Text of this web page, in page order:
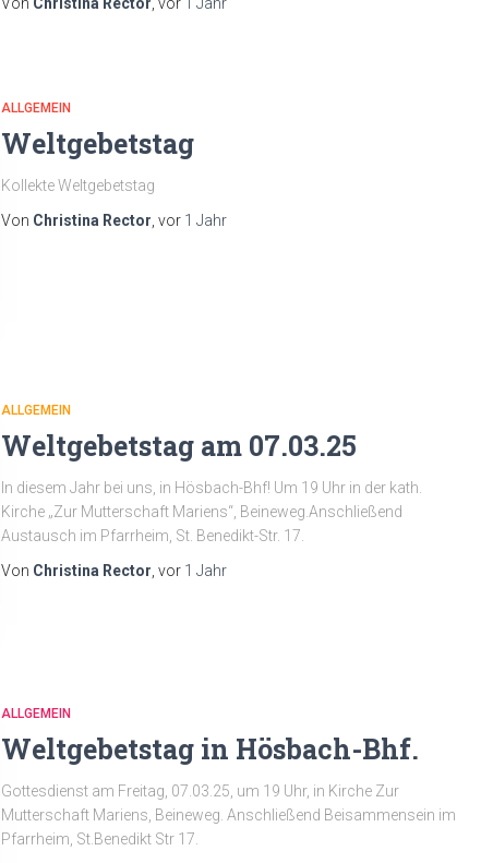
ALLGEMEIN
Weltgebetstag
Kollekte Weltgebetstag
Von Christina Rector , vor 1 Jahr
ALLGEMEIN
Weltgebetstag am 07.03.25
In diesem Jahr bei uns, in Hösbach-Bhf! Um 19 Uhr in der kath.
Kirche „Zur Mutterschaft Mariens“, Beineweg.Anschließend
Austausch im Pfarrheim, St. Benedikt-Str. 17.
Von Christina Rector, vor 1 Jahr
ALLGEMEIN
Weltgebetstag in Hösbach-Bhf.
Gottesdienst am Freitag, 07.03.25, um 19 Uhr, in Kirche Zur
Mutterschaft Mariens, Beineweg. Anschließend Beisammensein im
Pfarrheim, St.Benedikt Str 17.